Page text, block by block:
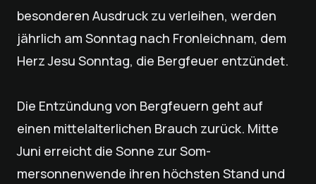
besonderen Aus­druck zu verleihen, werden
jährlich am Sonntag nach Fron­leichnam, dem
Herz Jesu Sonntag, die Bergfeuer entzündet.
Die Entzündung von Bergfeuern geht auf
einen mittelalter­lichen Brauch zurück. Mitte
Juni erreicht die Sonne zur Som­
mersonnenwende ihren höchsten Stand und